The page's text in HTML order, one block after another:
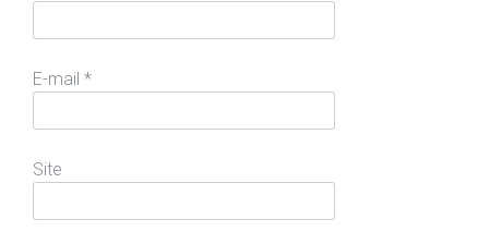
E-mail *
Site